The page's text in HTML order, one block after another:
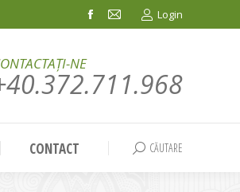
Facebook
in
window
Mail
in
window
Login
NE
CONTACT Search:
CĂUTARE